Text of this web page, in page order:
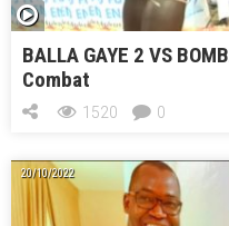
BALLA GAYE 2 VS
Combat
1520 0
20/10/2022